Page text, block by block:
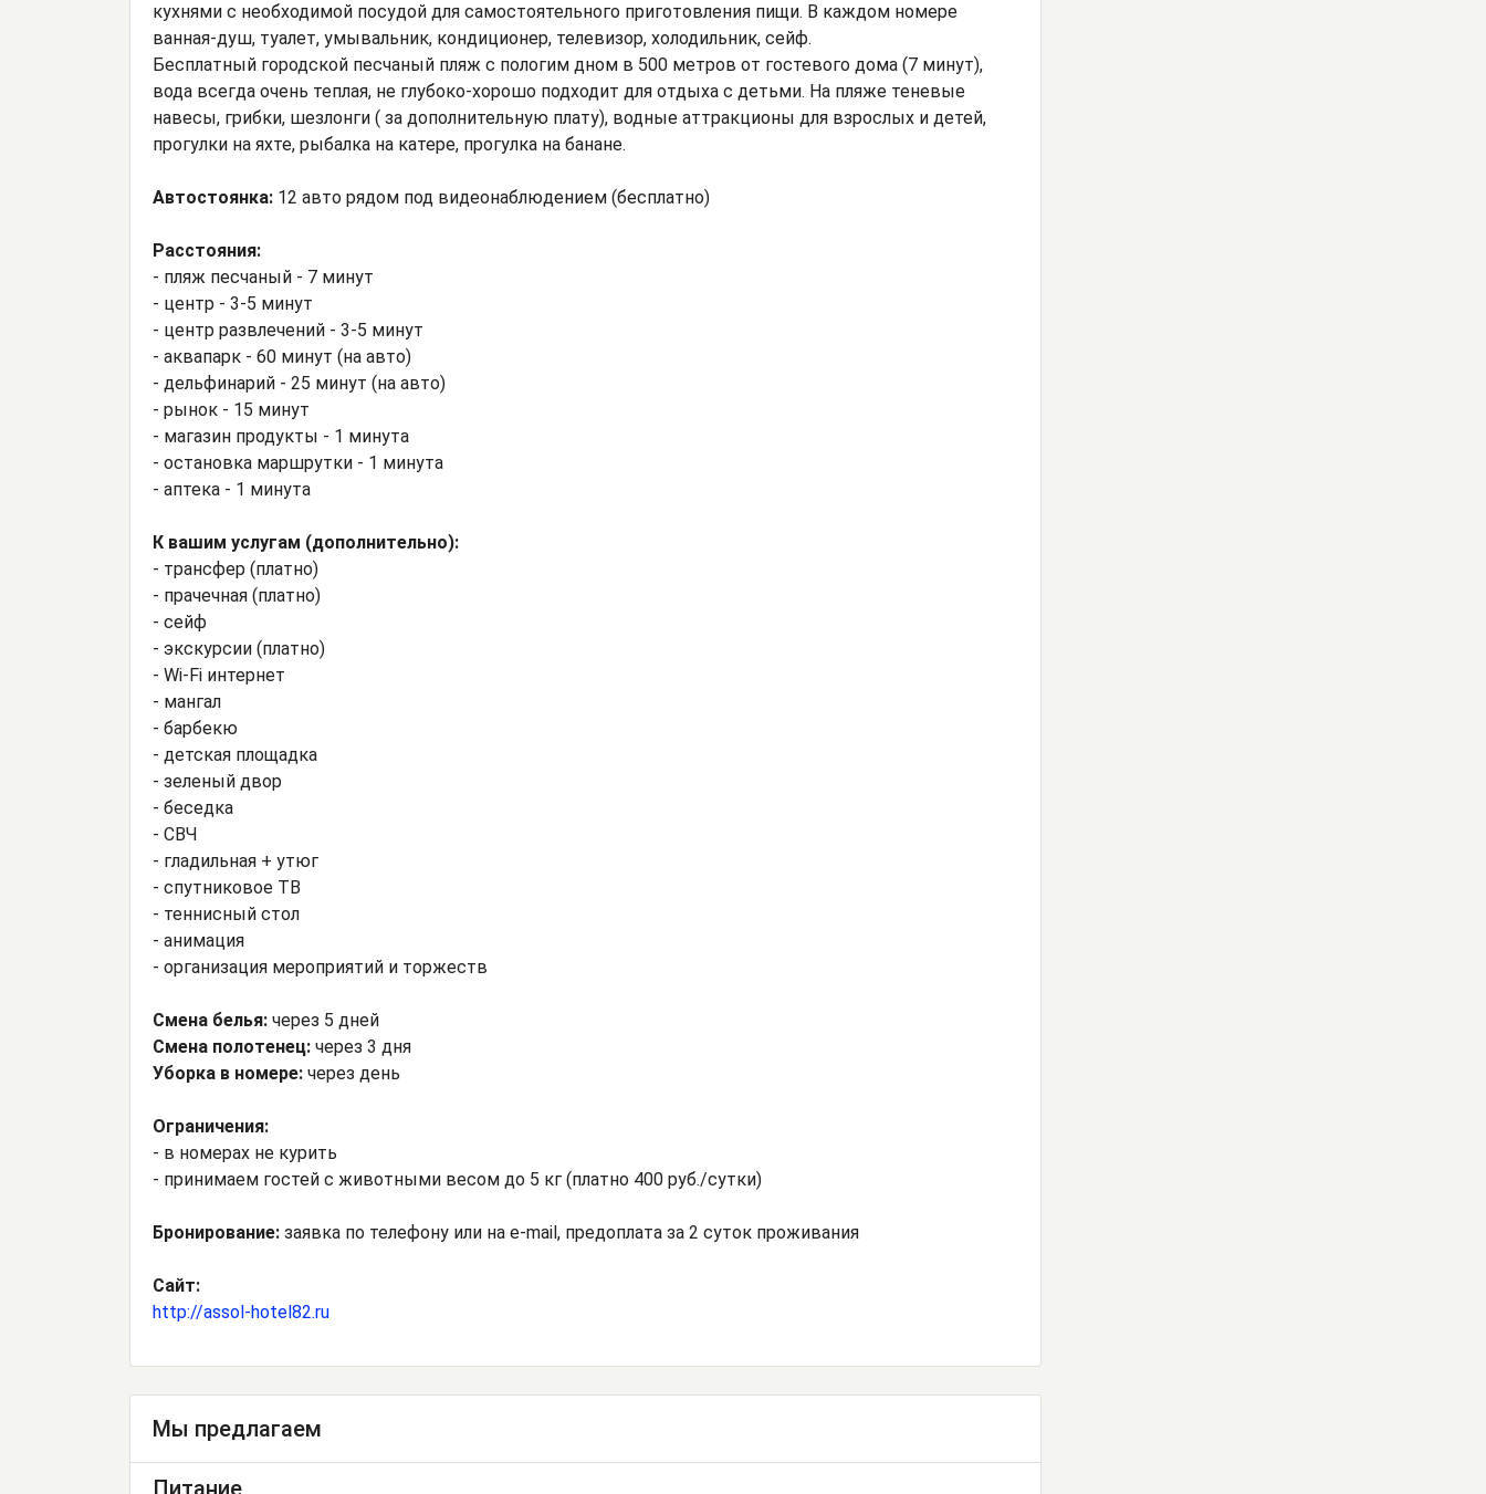
кухнями с необходимой посудой для самостоятельного приготовления пищи. В каждом номере
ванная-душ, туалет, умывальник, кондиционер, телевизор, холодильник, сейф.
Бесплатный городской песчаный пляж с пологим дном в 500 метров от гостевого дома (7 минут),
вода всегда очень теплая, не глубоко-хорошо подходит для отдыха с детьми. На пляже теневые
навесы, грибки, шезлонги ( за дополнительную плату), водные аттракционы для взрослых и детей,
прогулки на яхте, рыбалка на катере, прогулка на банане.
Автостоянка: 12 авто рядом под видеонаблюдением (бесплатно)
Расстояния:
- пляж песчаный - 7 минут
- центр - 3-5 минут
- центр развлечений - 3-5 минут
- аквапарк - 60 минут (на авто)
- дельфинарий - 25 минут (на авто)
- рынок - 15 минут
- магазин продукты - 1 минута
- остановка маршрутки - 1 минута
- аптека - 1 минута
К вашим услугам (дополнительно):
- трансфер (платно)
- прачечная (платно)
- сейф
- экскурсии (платно)
- Wi-Fi интернет
- мангал
- барбекю
- детская площадка
- зеленый двор
- беседка
- СВЧ
- гладильная + утюг
- спутниковое ТВ
- теннисный стол
- анимация
- организация мероприятий и торжеств
Смена белья: через 5 дней
Смена полотенец: через 3 дня
Уборка в номере: через день
Ограничения:
- в номерах не курить
- принимаем гостей с животными весом до 5 кг (платно 400 руб./сутки)
Бронирование: заявка по телефону или на e-mail, предоплата за 2 суток проживания
Сайт:
http://assol-hotel82.ru
Мы предлагаем
Питание